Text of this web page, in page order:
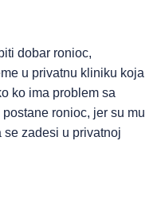
dobar ronioc,
u privatnu kliniku koja
ko ima problem sa
ronioc, jer su mu
zadesi u privatnoj